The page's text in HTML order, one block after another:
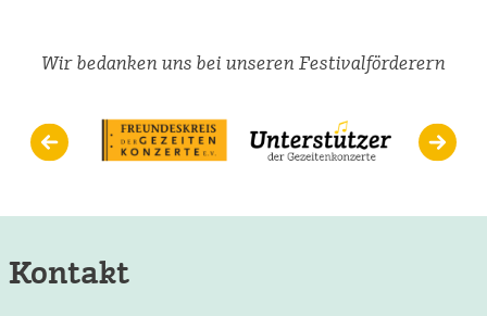
Wir bedanken uns bei unseren Festivalförderern
Kontakt